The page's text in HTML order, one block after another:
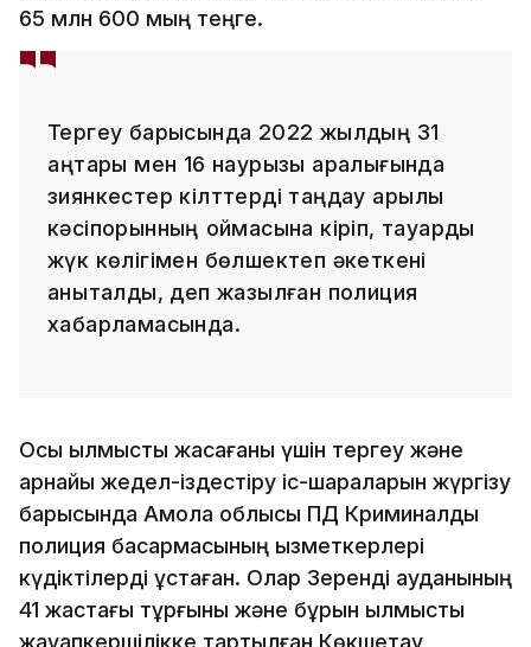
65 млн 600 мың теңге.
Тергеу барысында 2022 жылдың 31
қаңтары мен 16 наурызы аралығында
зиянкестер кілттерді таңдау арқылы
кәсіпорынның қоймасына кіріп, тауарды
жүк көлігімен бөлшектеп әкеткені
анықталды, деп жазылған полиция
хабарламасында.
Осы қылмысты жасағаны үшін тергеу және
арнайы жедел-іздестіру іс-шараларын жүргізу
барысында Ақмола облысы ПД Криминалдық
полиция басқармасының қызметкерлері
күдіктілерді ұстаған. Олар Зеренді ауданының
41 жастағы тұрғыны және бұрын қылмыстық
жауапкершілікке тартылған Көкшетау